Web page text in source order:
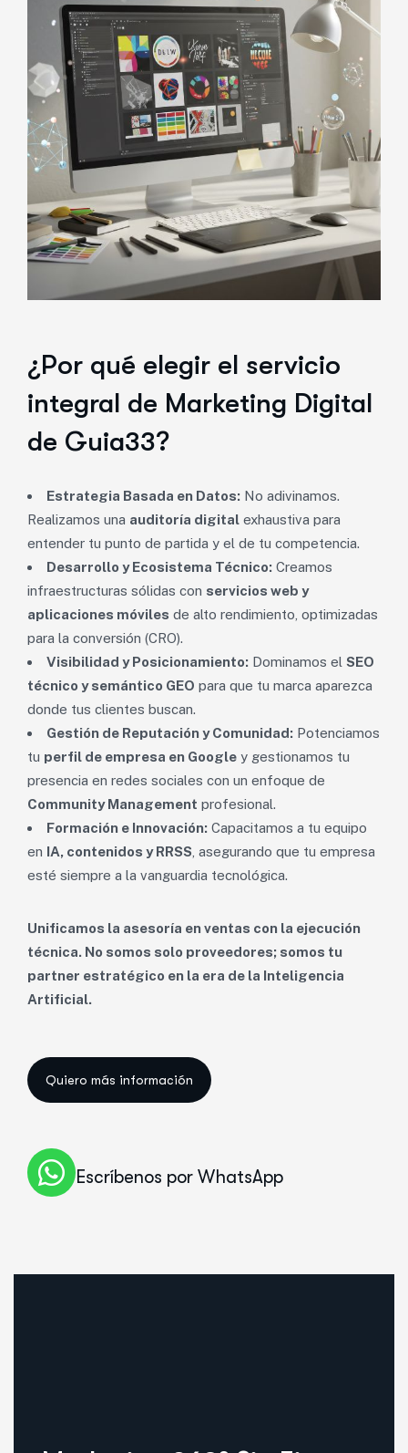
¿Por qué elegir el servicio
integral de Marketing Digital
de Guia33?
Estrategia Basada en Datos: No adivinamos.
Realizamos una auditoría digital exhaustiva para
entender tu punto de partida y el de tu competencia.
Desarrollo y Ecosistema Técnico: Creamos
infraestructuras sólidas con servicios web y
aplicaciones móviles de alto rendimiento, optimizadas
para la conversión (CRO).
Visibilidad y Posicionamiento: Dominamos el SEO
técnico y semántico GEO para que tu marca aparezca
donde tus clientes buscan.
Gestión de Reputación y Comunidad: Potenciamos
tu perfil de empresa en Google y gestionamos tu
presencia en redes sociales con un enfoque de
Community Management profesional.
Formación e Innovación: Capacitamos a tu equipo
en IA, contenidos y RRSS , asegurando que tu empresa
esté siempre a la vanguardia tecnológica.
Unificamos la asesoría en ventas con la ejecución
técnica. No somos solo proveedores; somos tu
partner estratégico en la era de la Inteligencia
Artificial.
Quiero más información
Escríbenos por WhatsApp